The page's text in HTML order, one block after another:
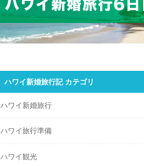
ハワイ新婚旅行記 カテゴリ
ハワイ新婚旅行
ハワイ旅行準備
ハワイ観光